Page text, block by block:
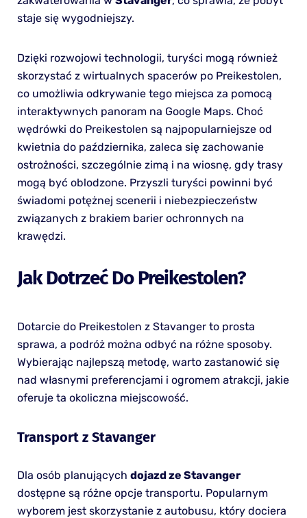
staje się wygodniejszy.
Dzięki rozwojowi technologii, turyści mogą również
skorzystać z wirtualnych spacerów po Preikestolen,
co umożliwia odkrywanie tego miejsca za pomocą
interaktywnych panoram na Google Maps. Choć
wędrówki do Preikestolen są najpopularniejsze od
kwietnia do października, zaleca się zachowanie
ostrożności, szczególnie zimą i na wiosnę, gdy trasy
mogą być oblodzone. Przyszli turyści powinni być
świadomi potężnej scenerii i niebezpieczeństw
związanych z brakiem barier ochronnych na
krawędzi.
Jak Dotrzeć Do Preikestolen?
Dotarcie do Preikestolen z Stavanger to prosta
sprawa, a podróż można odbyć na różne sposoby.
Wybierając najlepszą metodę, warto zastanowić się
nad własnymi preferencjami i ogromem atrakcji, jakie
oferuje ta okoliczna miejscowość.
Transport z Stavanger
Dla osób planujących dojazd ze Stavanger
dostępne są różne opcje transportu. Popularnym
wyborem jest skorzystanie z autobusu, który dociera